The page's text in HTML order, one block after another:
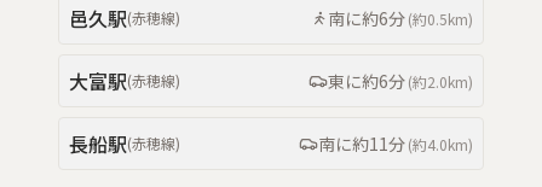
邑久駅(赤穂線) 南に約6分(約0.5km)
大富駅(赤穂線) 東に約6分(約2.0km)
長船駅(赤穂線) 南に約11分(約4.0km)